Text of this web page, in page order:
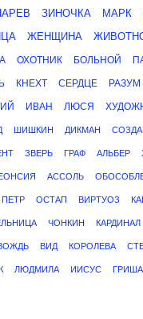
ЗИНОЧКА МАРК
ЖЕНЩИНА
ОХОТНИК БОЛЬНОЙ
КНЕХТ СЕРДЦЕ РАЗУМ
ИВАН ЛЮСЯ
ШИШКИН ДИКМАН
ЗВЕРЬ ГРАФ АЛЬБЕР
АССОЛЬ
ПЕТР ОСТАП ВИРТУОЗ
ЧОНКИН КАРДИНАЛ
ВИД КОРОЛЕВА
ЛЮДМИЛА ИИСУС ГРИША